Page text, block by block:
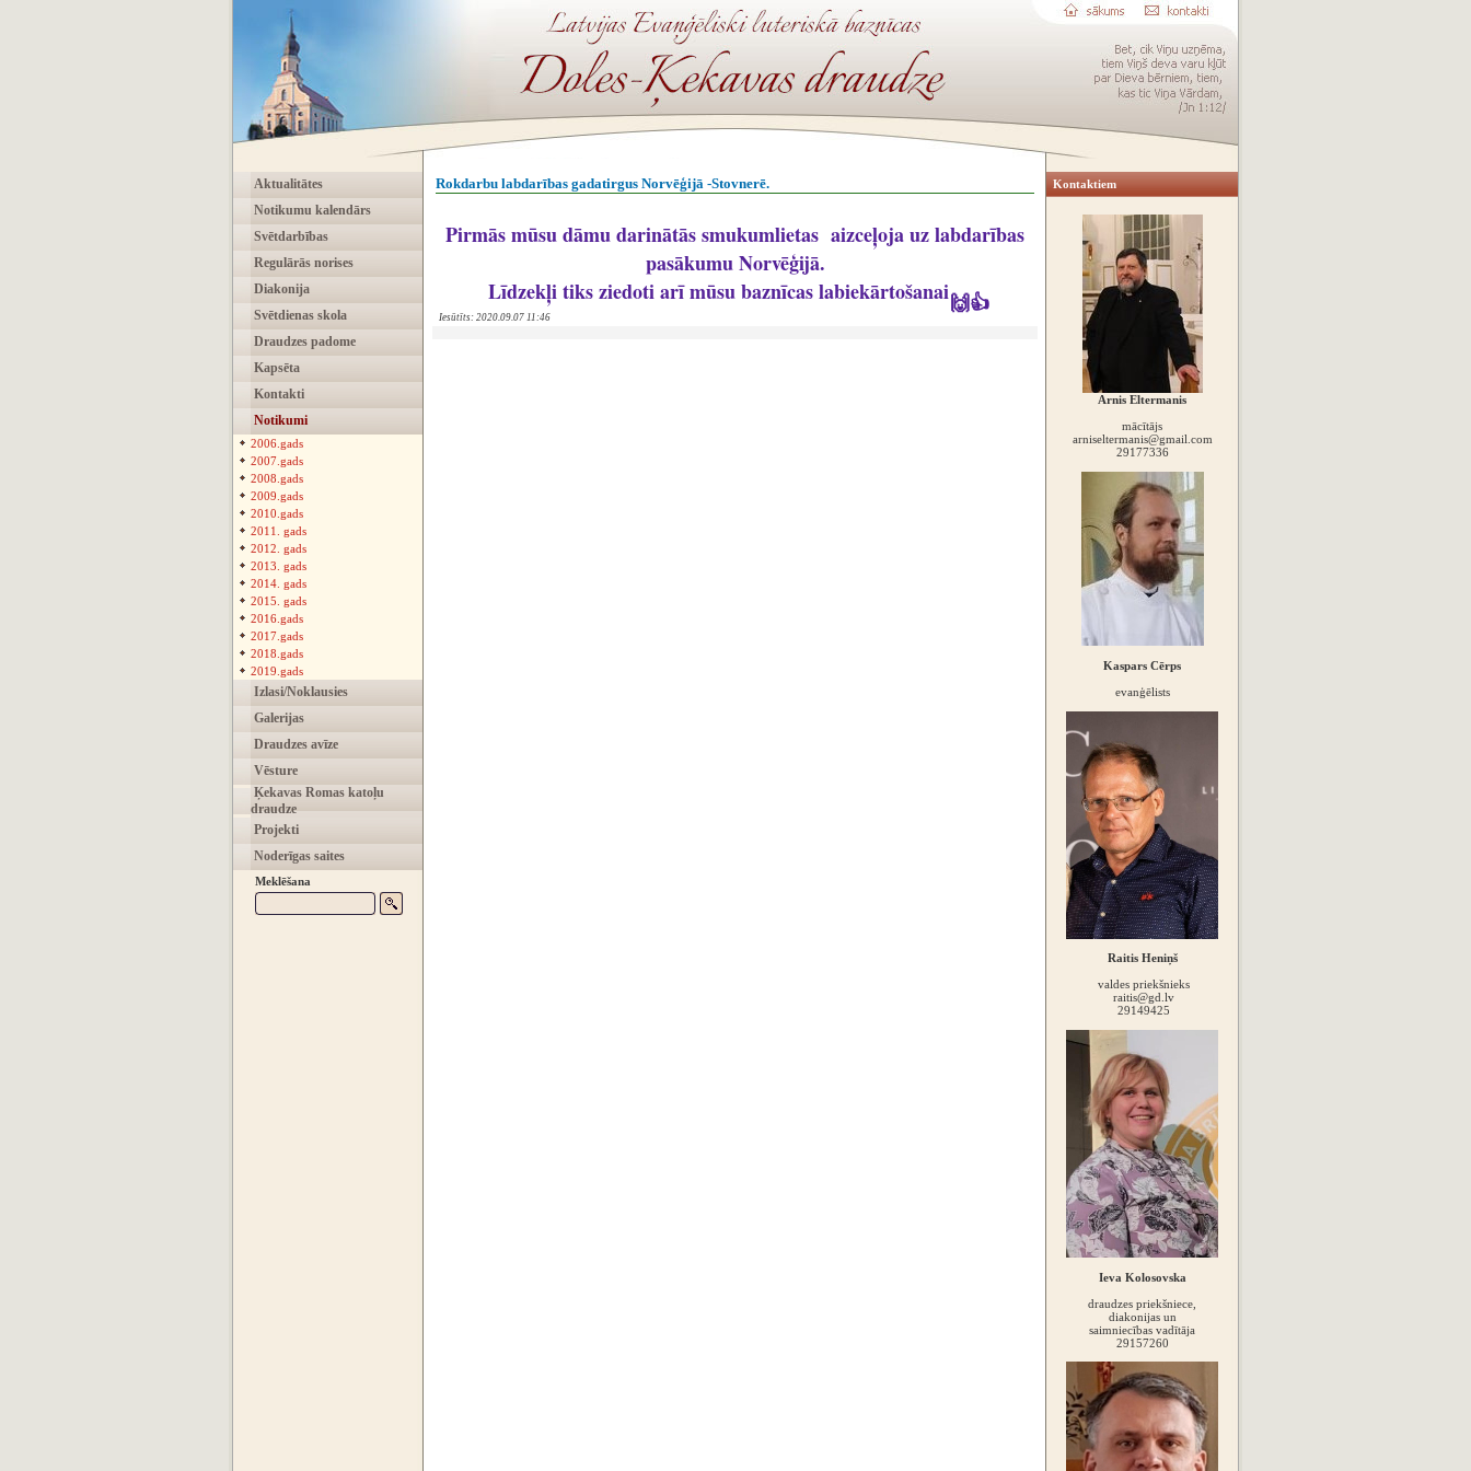
Aktualitātes
Notikumu kalendārs
Svētdarbības
Regulārās norises
Diakonija
Svētdienas skola
Draudzes padome
Kapsēta
Kontakti
Notikumi
2006.gads
2007.gads
2008.gads
2009.gads
2010.gads
2011. gads
2012. gads
2013. gads
2014. gads
2015. gads
2016.gads
2017.gads
2018.gads
2019.gads
Izlasi/Noklausies
Galerijas
Draudzes avīze
Vēsture
Ķekavas Romas katoļu
draudze
Projekti
Noderīgas saites
Meklēšana
Rokdarbu labdarības gadatirgus Norvēģijā -Stovnerē.
Pirmās mūsu dāmu darinātās smukumlietas aizceļoja uz labdarības
pasākumu Norvēģijā.
Līdzekļi tiks ziedoti arī mūsu baznīcas labiekārtošanai🙌👍
Iesūtīts: 2020.09.07 11:46
Kontaktiem
Arnis Eltermanis
mācītājs
arniseltermanis@gmail.com
29177336
Kaspars Cērps
evanģēlists
Raitis Heniņš
valdes priekšnieks
raitis@gd.lv
29149425
Ieva Kolosovska
draudzes priekšniece,
diakonijas un
saimniecības vadītāja
29157260